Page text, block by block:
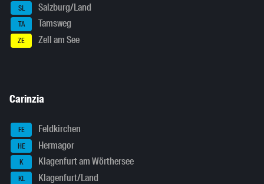
SL Salzburg/Land
TA Tamsweg
ZE Zell am See
Carinzia
FE Feldkirchen
HE Hermagor
K Klagenfurt am Wörthersee
KL Klagenfurt/Land